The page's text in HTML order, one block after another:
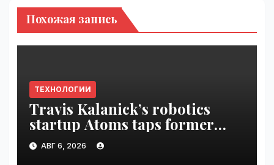
Похожая запись
ТЕХНОЛОГИИ
Travis Kalanick’s robotics
startup Atoms taps former
Uber finance chief as CFO |
VseTime.ru
АВГ 6, 2026